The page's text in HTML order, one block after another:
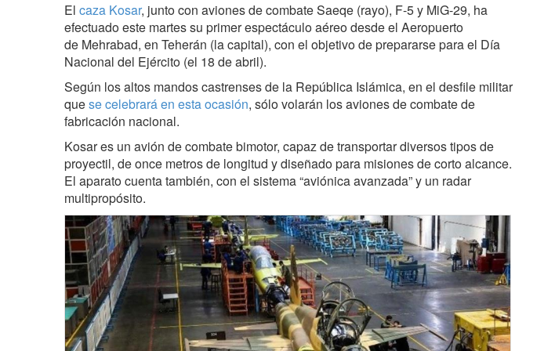
El caza Kosar, junto con aviones de combate Saeqe (rayo), F-5 y MiG-29, ha
efectuado este martes su primer espectáculo aéreo desde el Aeropuerto
de Mehrabad, en Teherán (la capital), con el objetivo de prepararse para el Día
Nacional del Ejército (el 18 de abril).
Según los altos mandos castrenses de la República Islámica, en el desfile militar
quese celebrará en esta ocasión, sólo volarán los aviones de combate de
fabricación nacional.
Kosar es un avión de combate bimotor, capaz de transportar diversos tipos de
proyectil, de once metros de longitud y diseñado para misiones de corto alcance.
El aparato cuenta también, con el sistema “aviónica avanzada” y un radar
multipropósito.